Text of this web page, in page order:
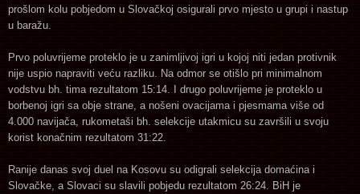
prošlom kolu pobjedom u Slovačkoj osigurali prvo mjesto u grupi i nastup
u baražu.
Prvo poluvrijeme proteklo je u zanimljivoj igri u kojoj niti jedan protivnik
nije uspio napraviti veću razliku. Na odmor se otišlo pri minimalnom
vodstvu bh. tima rezultatom 15:14. I drugo poluvrijeme je proteklo u
borbenoj igri sa obje strane, a nošeni ovacijama i pjesmama više od
4.000 navijača, rukometaši bh. selekcije utakmicu su završili u svoju
korist konačnim rezultatom 31:22.
Ranije danas svoj duel na Kosovu su odigrali selekcija domaćina i
Slovačke, a Slovaci su slavili pobjedu rezultatom 26:24. BiH je